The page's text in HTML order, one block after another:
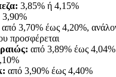
3,85% ή 4,15%
3,90%
από 3,70% έως 4,20%,
προσφέρεται
από 3,89% έως 4,04%
από 3,90% έως 4,40%